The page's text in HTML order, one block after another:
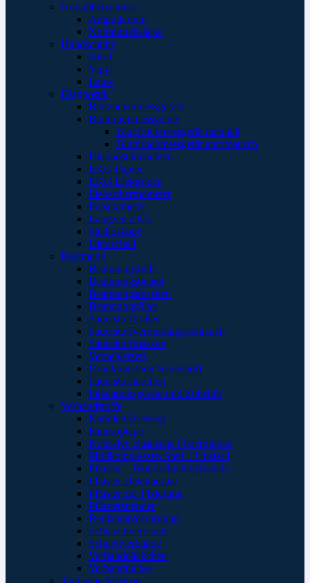
Notfallbehältnisse
Ampullarium
Notfallrucksäcke
Handschuhe
Nitril
Vinyl
Latex
Diagnostik
Blutzuckermessgeräte
Blutdruckmessgeräte
Blutdruckmessgerät manuell
Blutdruckmessgerät automatisch
Diagnostikleuchten
EKG Papier
EKG Elektroden
Fieberthermometer
Pulsoximeter
Langzeit EKG
Stethoskope
Ultraschall
Beatmung
Beatmungshilfe
Beatmungsbeutel
Beatmungsmasken
Beatmungsfilter
Sauerstoffbrillen
Sauerstoffverbindungsschlauch
Sauerstoffmasken
Verneblersets
Druckminderer Sauerstoff
Sauerstofftaschen
Inhalationsgeräte und Zubehör
Verbandstoffe
Kanülenfixierung
Kinesoptape
Kohäsive elastische Fixierbinden
Mullkompressen Steril / Unsteril
Pflaster – Wundschnellverbände
Pflaster Detektierbar
Pflaster zur Fixierung
Pflasterspender
Replantatversorgung
Schlauchverbände
Schnellverbände
Verbandpäckchen
Verbandtücher
Taktische Medizin